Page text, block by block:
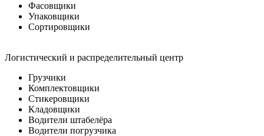
Фасовщики
Упаковщики
Сортировщики
Логистический и распределительный центр
Грузчики
Комплектовщики
Стикеровщики
Кладовщики
Водители штабелёра
Водители погрузчика